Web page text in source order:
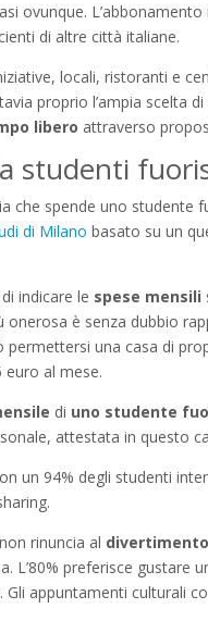
ovunque.
di altre città italiane.
locali, ristoranti e
proprio l’ampia scelta
libero attraverso
studenti
che spende uno
di Milano basato su un
indicare le spese mensili
è senza dubbio
una casa di
al mese.
di uno studente
attestata in questo
un 94% degli studenti
rinuncia al divertimento
L’80% preferisce
Gli appuntamenti culturali